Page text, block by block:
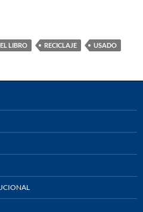
LIBRO RECICLAJE USADO